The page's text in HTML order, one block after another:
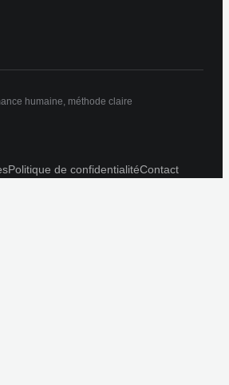
humaine, méthode claire
Politique de confidentialitéContact